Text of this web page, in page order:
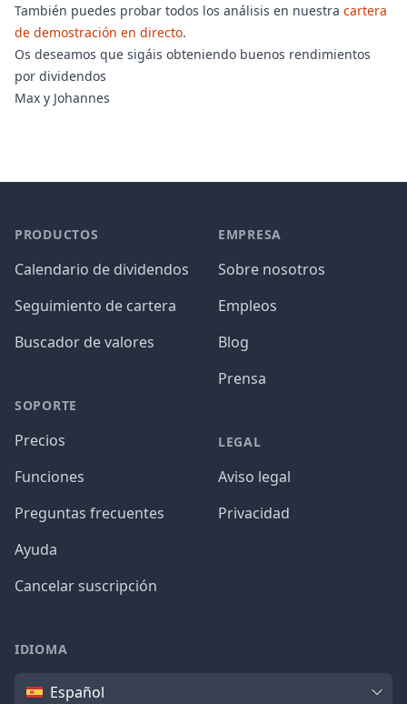
También puedes probar todos los análisis en nuestra cartera
de demostración en directo.
Os deseamos que sigáis obteniendo buenos rendimientos
por dividendos
Max y Johannes
PRODUCTOS
Calendario de dividendos
Seguimiento de cartera
Buscador de valores
SOPORTE
Precios
Funciones
Preguntas frecuentes
Ayuda
Cancelar suscripción
EMPRESA
Sobre nosotros
Empleos
Blog
Prensa
LEGAL
Aviso legal
Privacidad
IDIOMA
IdiomaEspañol